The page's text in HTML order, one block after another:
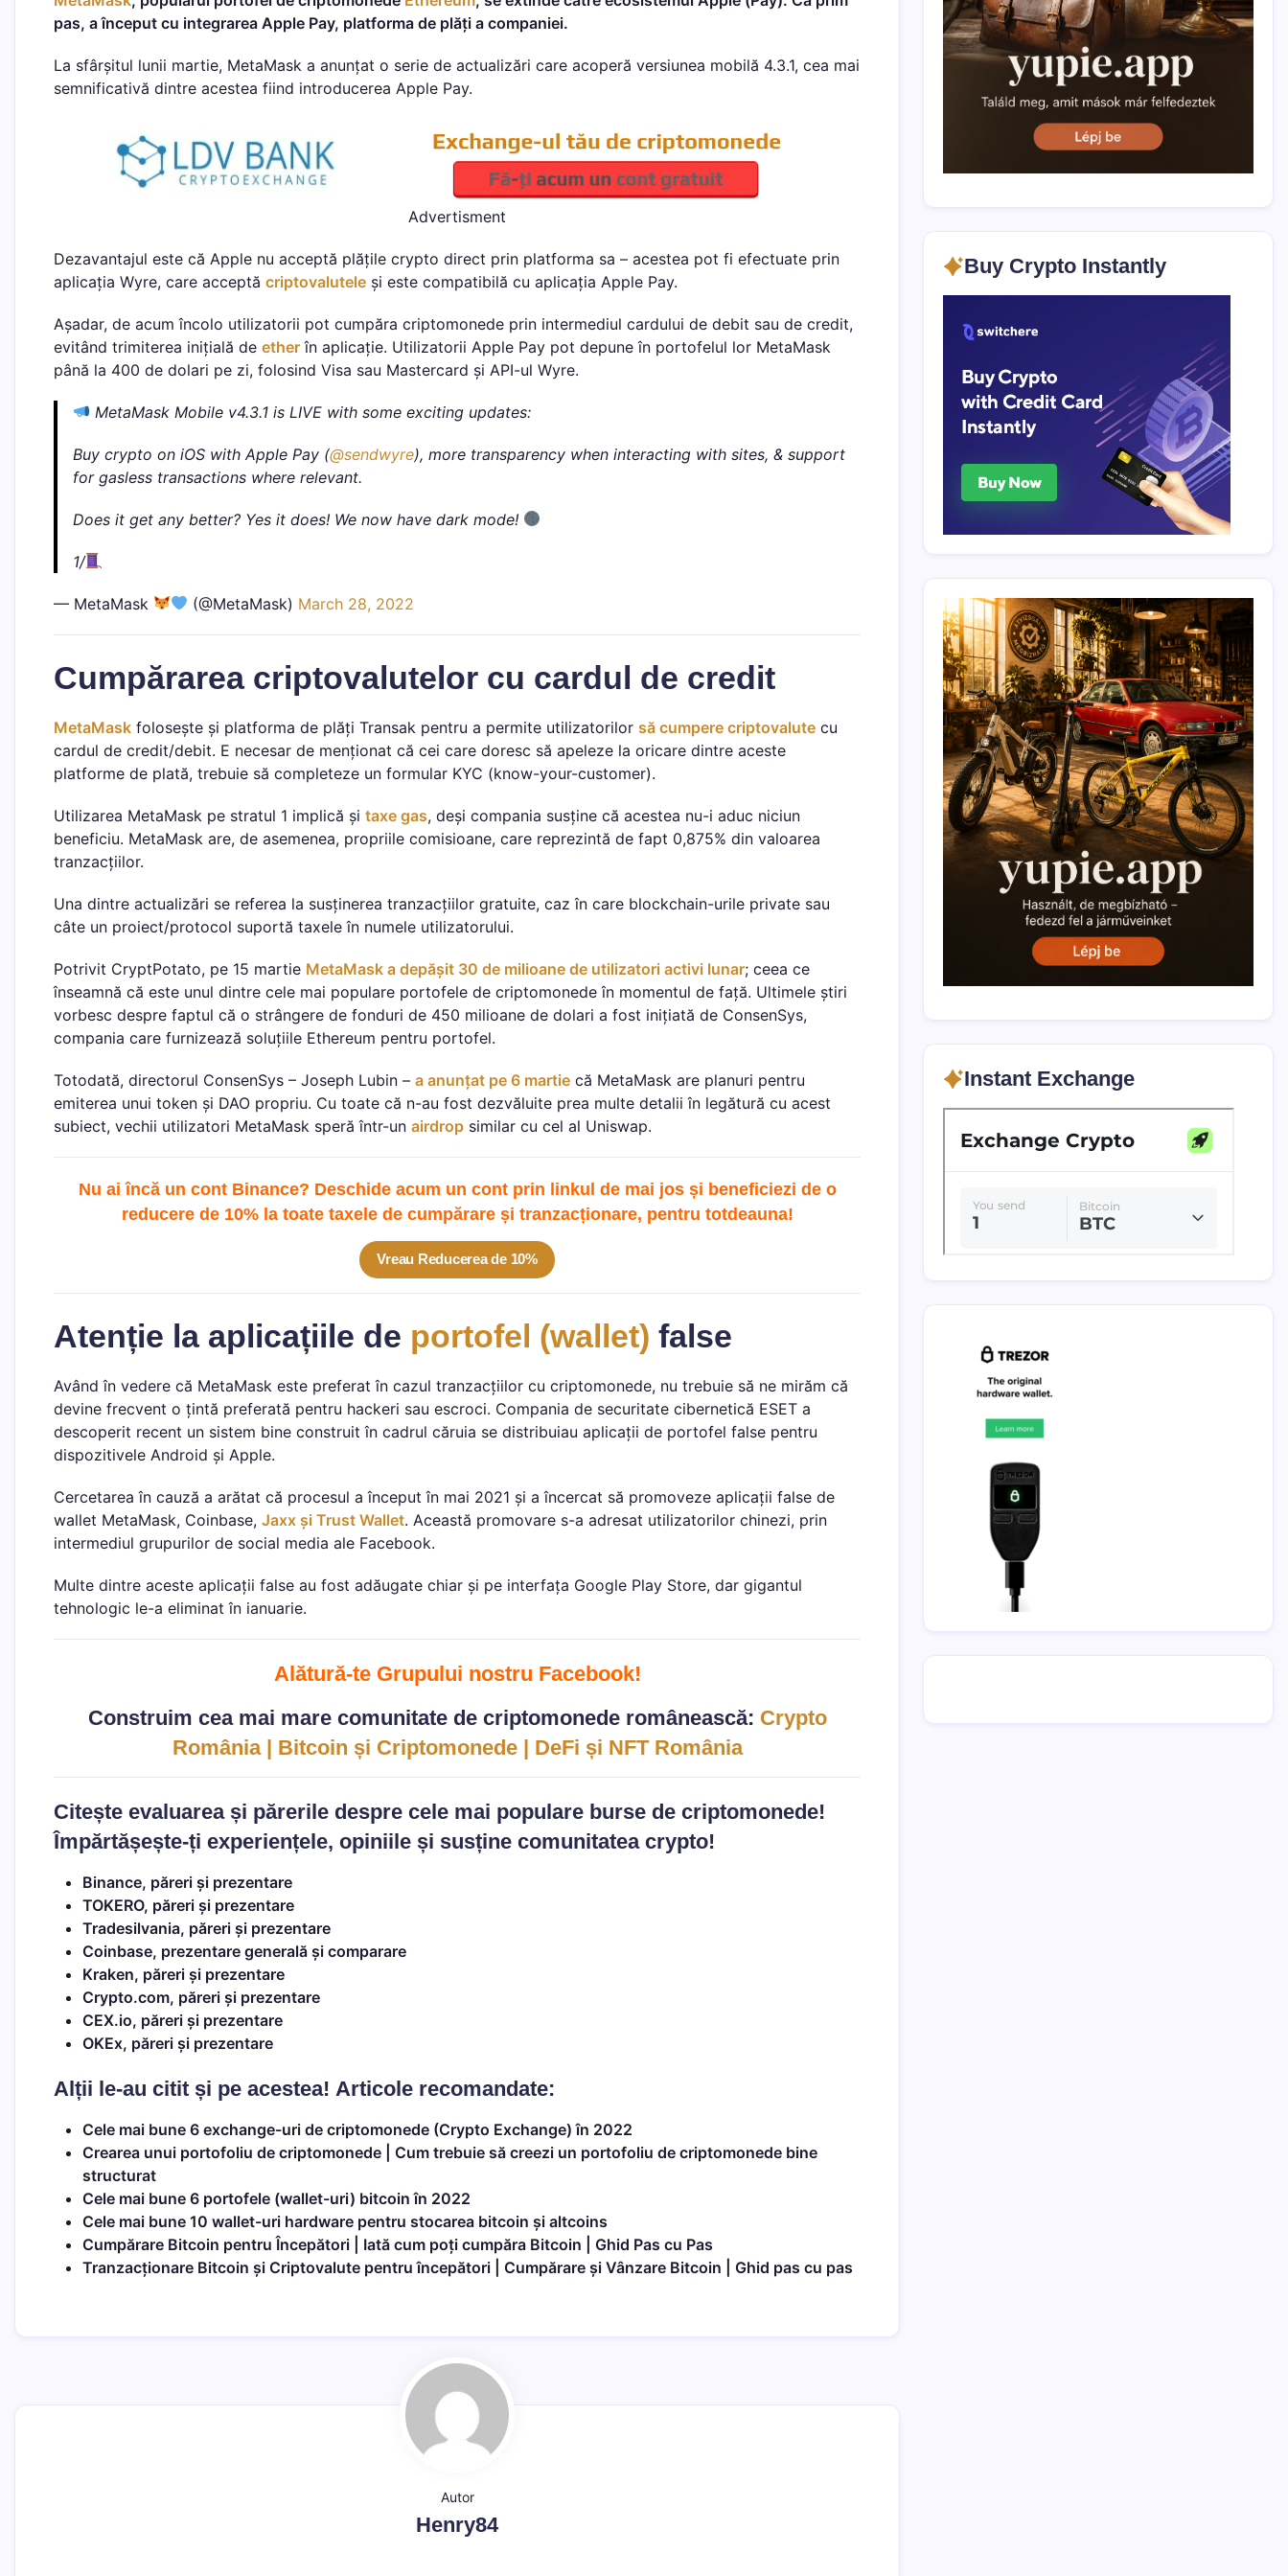
pas, a început cu integrarea Apple Pay, platforma de plăți a companiei.
La sfârșitul lunii martie, MetaMask a anunțat o serie de actualizări care acoperă versiunea mobilă 4.3.1, cea mai
semnificativă dintre acestea fiind introducerea Apple Pay.
Advertisment
Dezavantajul este că Apple nu acceptă plățile crypto direct prin platforma sa – acestea pot fi efectuate prin
aplicația Wyre, care acceptă criptovalutele și este compatibilă cu aplicația Apple Pay.
Așadar, de acum încolo utilizatorii pot cumpăra criptomonede prin intermediul cardului de debit sau de credit,
evitând trimiterea inițială de ether în aplicație. Utilizatorii Apple Pay pot depune în portofelul lor MetaMask
până la 400 de dolari pe zi, folosind Visa sau Mastercard și API-ul Wyre.
MetaMask Mobile v4.3.1 is LIVE with some exciting updates:
Buy crypto on iOS with Apple Pay (@sendwyre), more transparency when interacting with sites, & support
for gasless transactions where relevant.
Does it get any better? Yes it does! We now have dark mode!
1/
— MetaMask (@MetaMask) March 28, 2022
Cumpărarea criptovalutelor cu cardul de credit
MetaMask folosește și platforma de plăți Transak pentru a permite utilizatorilor să cumpere criptovalute cu
cardul de credit/debit. E necesar de menționat că cei care doresc să apeleze la oricare dintre aceste
platforme de plată, trebuie să completeze un formular KYC (know-your-customer).
Utilizarea MetaMask pe stratul 1 implică și taxe gas, deși compania susține că acestea nu-i aduc niciun
beneficiu. MetaMask are, de asemenea, propriile comisioane, care reprezintă de fapt 0,875% din valoarea
tranzacțiilor.
Una dintre actualizări se referea la susținerea tranzacțiilor gratuite, caz în care blockchain-urile private sau
câte un proiect/protocol suportă taxele în numele utilizatorului.
Potrivit CryptPotato, pe 15 martie MetaMask a depășit 30 de milioane de utilizatori activi lunar; ceea ce
înseamnă că este unul dintre cele mai populare portofele de criptomonede în momentul de față. Ultimele știri
vorbesc despre faptul că o strângere de fonduri de 450 milioane de dolari a fost inițiată de ConsenSys,
compania care furnizează soluțiile Ethereum pentru portofel.
Totodată, directorul ConsenSys – Joseph Lubin – a anunțat pe 6 martie că MetaMask are planuri pentru
emiterea unui token și DAO propriu. Cu toate că n-au fost dezvăluite prea multe detalii în legătură cu acest
subiect, vechii utilizatori MetaMask speră într-un airdrop similar cu cel al Uniswap.
Nu ai încă un cont Binance? Deschide acum un cont prin linkul de mai jos și beneficiezi de o
reducere de 10% la toate taxele de cumpărare și tranzacționare, pentru totdeauna!
Vreau Reducerea de 10%
Atenție la aplicațiile de portofel (wallet) false
Având în vedere că MetaMask este preferat în cazul tranzacțiilor cu criptomonede, nu trebuie să ne mirăm că
devine frecvent o țintă preferată pentru hackeri sau escroci. Compania de securitate cibernetică ESET a
descoperit recent un sistem bine construit în cadrul căruia se distribuiau aplicații de portofel false pentru
dispozitivele Android și Apple.
Cercetarea în cauză a arătat că procesul a început în mai 2021 și a încercat să promoveze aplicații false de
wallet MetaMask, Coinbase, Jaxx și Trust Wallet. Această promovare s-a adresat utilizatorilor chinezi, prin
intermediul grupurilor de social media ale Facebook.
Multe dintre aceste aplicații false au fost adăugate chiar și pe interfața Google Play Store, dar gigantul
tehnologic le-a eliminat în ianuarie.
Alătură-te Grupului nostru Facebook!
Construim cea mai mare comunitate de criptomonede românească: Crypto
România | Bitcoin și Criptomonede | DeFi și NFT România
Citește evaluarea și părerile despre cele mai populare burse de criptomonede!
Împărtășește-ți experiențele, opiniile și susține comunitatea crypto!
Binance, păreri și prezentare
TOKERO, păreri și prezentare
Tradesilvania, păreri și prezentare
Coinbase, prezentare generală și comparare
Kraken, păreri și prezentare
Crypto.com, păreri și prezentare
CEX.io, păreri și prezentare
OKEx, păreri și prezentare
Alții le-au citit și pe acestea! Articole recomandate:
Cele mai bune 6 exchange-uri de criptomonede (Crypto Exchange) în 2022
Crearea unui portofoliu de criptomonede | Cum trebuie să creezi un portofoliu de criptomonede bine
structurat
Cele mai bune 6 portofele (wallet-uri) bitcoin în 2022
Cele mai bune 10 wallet-uri hardware pentru stocarea bitcoin și altcoins
Cumpărare Bitcoin pentru Începători | Iată cum poți cumpăra Bitcoin | Ghid Pas cu Pas
Tranzacționare Bitcoin și Criptovalute pentru începători | Cumpărare și Vânzare Bitcoin | Ghid pas cu pas
Autor
Henry84
Buy Crypto Instantly
Instant Exchange